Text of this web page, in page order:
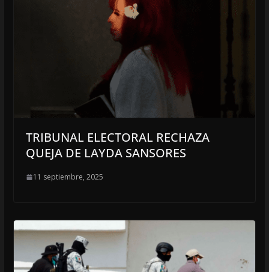
TRIBUNAL ELECTORAL RECHAZA
QUEJA DE LAYDA SANSORES
11 septiembre, 2025